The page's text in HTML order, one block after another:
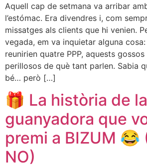
Aquell cap de setmana va arribar
l’estómac. Era divendres i, com
missatges als clients que hi venien.
vegada, em va inquietar alguna
reunirien quatre PPP, aquests
perillosos de què tant parlen. Sabia
bé… però […]
🎁 La història de la
guanyadora que
premi a BIZUM 😂
NO)